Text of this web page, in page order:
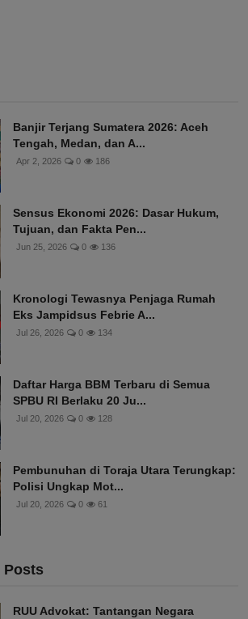
Banjir Terjang Sumatera 2026: Aceh
Tengah, Medan, dan A...
Apr 2, 2026 0 186
Sensus Ekonomi 2026: Dasar Hukum,
Tujuan, dan Fakta Pen...
Jun 25, 2026 0 136
Kronologi Tewasnya Penjaga Rumah
Eks Jampidsus Febrie A...
Jul 26, 2026 0 134
Daftar Harga BBM Terbaru di Semua
SPBU RI Berlaku 20 Ju...
Jul 20, 2026 0 128
Pembunuhan di Toraja Utara Terungkap:
Polisi Ungkap Mot...
Jul 20, 2026 0 61
Posts
RUU Advokat: Tantangan Negara